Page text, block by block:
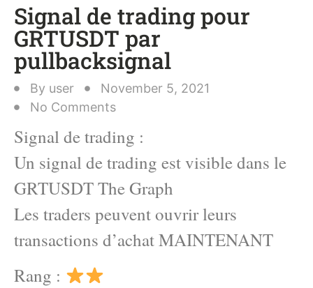
Signal de trading pour
GRTUSDT par
pullbacksignal
By user
November 5, 2021
No Comments
Signal de trading :
Un signal de trading est visible dans le
GRTUSDT The Graph
Les traders peuvent ouvrir leurs
transactions d’achat MAINTENANT
Rang :